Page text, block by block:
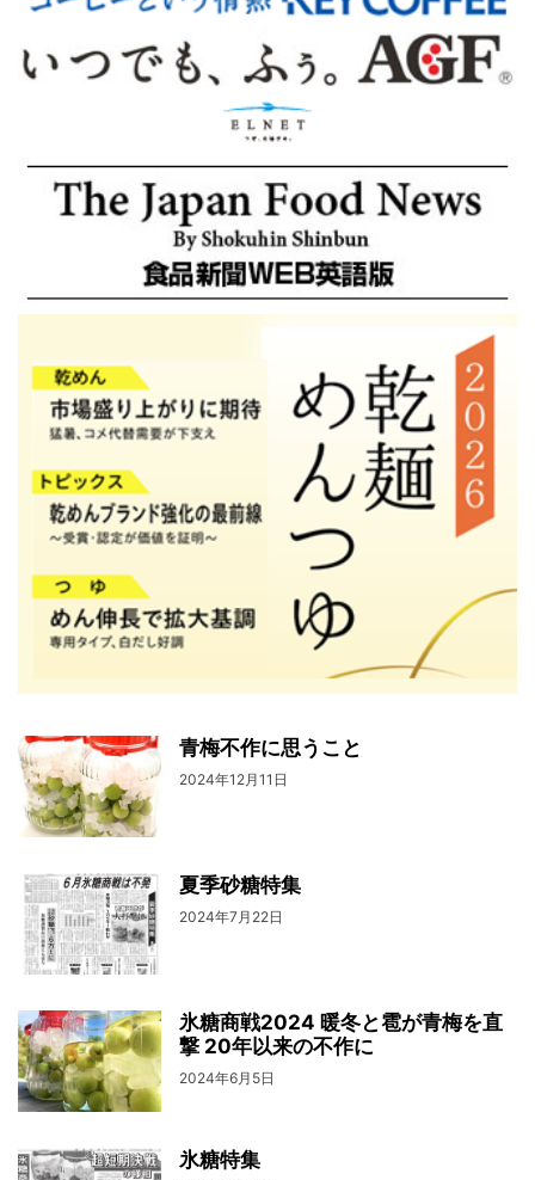
青梅不作に思うこと
2024年12月11日
夏季砂糖特集
2024年7月22日
氷糖商戦2024 暖冬と雹が青梅を直
撃 20年以来の不作に
2024年6月5日
氷糖特集